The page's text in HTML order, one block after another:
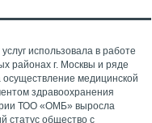
использовала в работе
районах г. Москвы и ряде
медицинской
здравоохранения
ТОО «ОМБ» выросла
статус общество с